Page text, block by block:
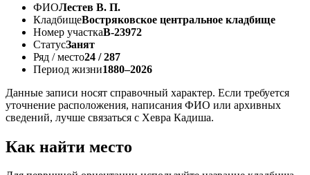
ФИОЛестев В. П.
КладбищеВостряковское центральное кладбище
Номер участкаВ-23972
СтатусЗанят
Ряд / место24 / 287
Период жизни1880–2026
Данные записи носят справочный характер. Если требуется
уточнение расположения, написания ФИО или архивных
сведений, лучше связаться с Хевра Кадиша.
Как найти место